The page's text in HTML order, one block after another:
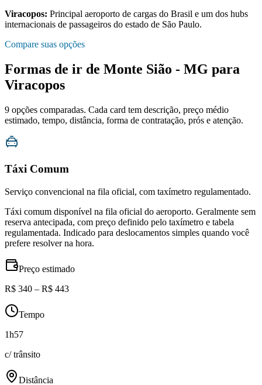
Viracopos: Principal aeroporto de cargas do Brasil e um dos hubs
internacionais de passageiros do estado de São Paulo.
Compare suas opções
Formas de ir de Monte Sião - MG para
Viracopos
9 opções comparadas. Cada card tem descrição, preço médio
estimado, tempo, distância, forma de contratação, prós e atenção.
Táxi Comum
Serviço convencional na fila oficial, com taxímetro regulamentado.
Táxi comum disponível na fila oficial do aeroporto. Geralmente sem
reserva antecipada, com preço definido pelo taxímetro e tabela
regulamentada. Indicado para deslocamentos simples quando você
prefere resolver na hora.
Preço estimado
R$ 340 – R$ 443
Tempo
1h57
c/ trânsito
Distância